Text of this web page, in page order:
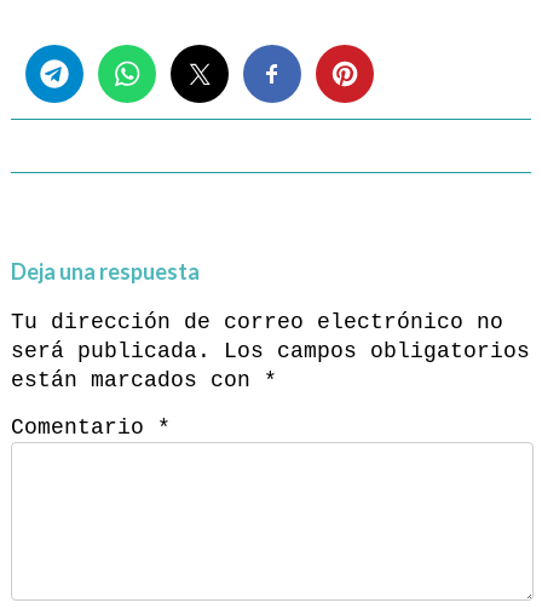
Deja una respuesta
Tu dirección de correo electrónico no
será publicada.
Los campos obligatorios
están marcados con
*
Comentario
*